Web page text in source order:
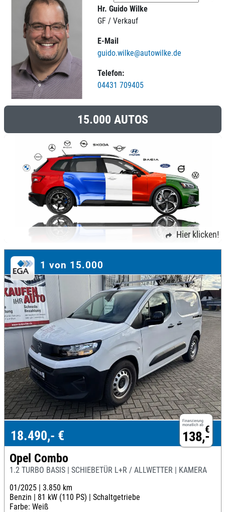
Hr. Guido Wilke
GF / Verkauf
E-Mail
guido.wilke@autowilke.de
Telefon:
04431 709405
15.000 AUTOS
Hier klicken!
1 von 15.000
Finanzierung
monatlich ab €
138,-
18.490,- €
Opel Combo
1.2 TURBO BASIS | SCHIEBETÜR L+R / ALLWETTER | KAMERA
01/2025 | 3.850 km
Benzin | 81 kW (110 PS) | Schaltgetriebe
Farbe: Weiß